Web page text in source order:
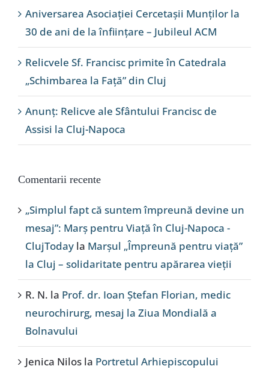
Aniversarea Asociației Cercetașii Munților la
30 de ani de la înființare – Jubileul ACM
Relicvele Sf. Francisc primite în Catedrala
„Schimbarea la Față” din Cluj
Anunț: Relicve ale Sfântului Francisc de
Assisi la Cluj-Napoca
Comentarii recente
„Simplul fapt că suntem împreună devine un
mesaj”: Marș pentru Viață în Cluj-Napoca -
ClujToday la Marșul „Împreună pentru viață”
la Cluj – solidaritate pentru apărarea vieții
R. N. la Prof. dr. Ioan Ștefan Florian, medic
neurochirurg, mesaj la Ziua Mondială a
Bolnavului
Jenica Nilos la Portretul Arhiepiscopului